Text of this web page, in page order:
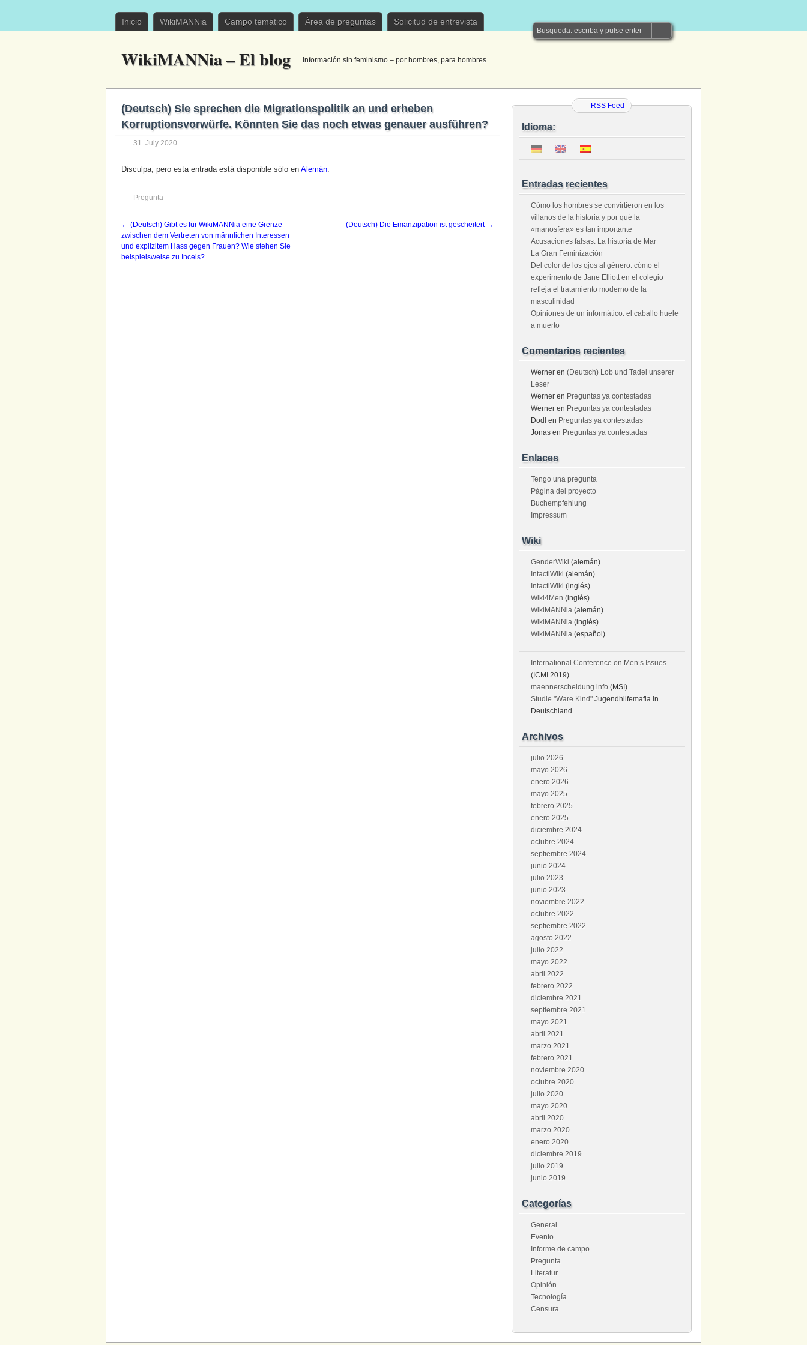
Inicio WikiMANNia Campo temático Área de preguntas Solicitud de entrevista
WikiMANNia – El blog Información sin feminismo – por hombres, para hombres
(Deutsch) Sie sprechen die Migrationspolitik an und erheben
Korruptionsvorwürfe. Könnten Sie das noch etwas genauer ausführen?
31. July 2020
Disculpa, pero esta entrada está disponible sólo en Alemán.
Pregunta
← (Deutsch) Gibt es für WikiMANNia eine Grenze
zwischen dem Vertreten von männlichen Interessen
und explizitem Hass gegen Frauen? Wie stehen Sie
beispielsweise zu Incels?
(Deutsch) Die Emanzipation ist gescheitert →
RSS Feed
Idioma:
Entradas recientes
Cómo los hombres se convirtieron en los
villanos de la historia y por qué la
«manosfera» es tan importante
Acusaciones falsas: La historia de Mar
La Gran Feminización
Del color de los ojos al género: cómo el
experimento de Jane Elliott en el colegio
refleja el tratamiento moderno de la
masculinidad
Opiniones de un informático: el caballo huele
a muerto
Comentarios recientes
Werner en (Deutsch) Lob und Tadel unserer
Leser
Werner en Preguntas ya contestadas
Werner en Preguntas ya contestadas
Dodl en Preguntas ya contestadas
Jonas en Preguntas ya contestadas
Enlaces
Tengo una pregunta
Página del proyecto
Buchempfehlung
Impressum
Wiki
GenderWiki (alemán)
IntactiWiki (alemán)
IntactiWiki (inglés)
Wiki4Men (inglés)
WikiMANNia (alemán)
WikiMANNia (inglés)
WikiMANNia (español)
International Conference on Men’s Issues
(ICMI 2019)
maennerscheidung.info (MSI)
Studie "Ware Kind" Jugendhilfemafia in
Deutschland
Archivos
julio 2026
mayo 2026
enero 2026
mayo 2025
febrero 2025
enero 2025
diciembre 2024
octubre 2024
septiembre 2024
junio 2024
julio 2023
junio 2023
noviembre 2022
octubre 2022
septiembre 2022
agosto 2022
julio 2022
mayo 2022
abril 2022
febrero 2022
diciembre 2021
septiembre 2021
mayo 2021
abril 2021
marzo 2021
febrero 2021
noviembre 2020
octubre 2020
julio 2020
mayo 2020
abril 2020
marzo 2020
enero 2020
diciembre 2019
julio 2019
junio 2019
Categorías
General
Evento
Informe de campo
Pregunta
Literatur
Opinión
Tecnología
Censura